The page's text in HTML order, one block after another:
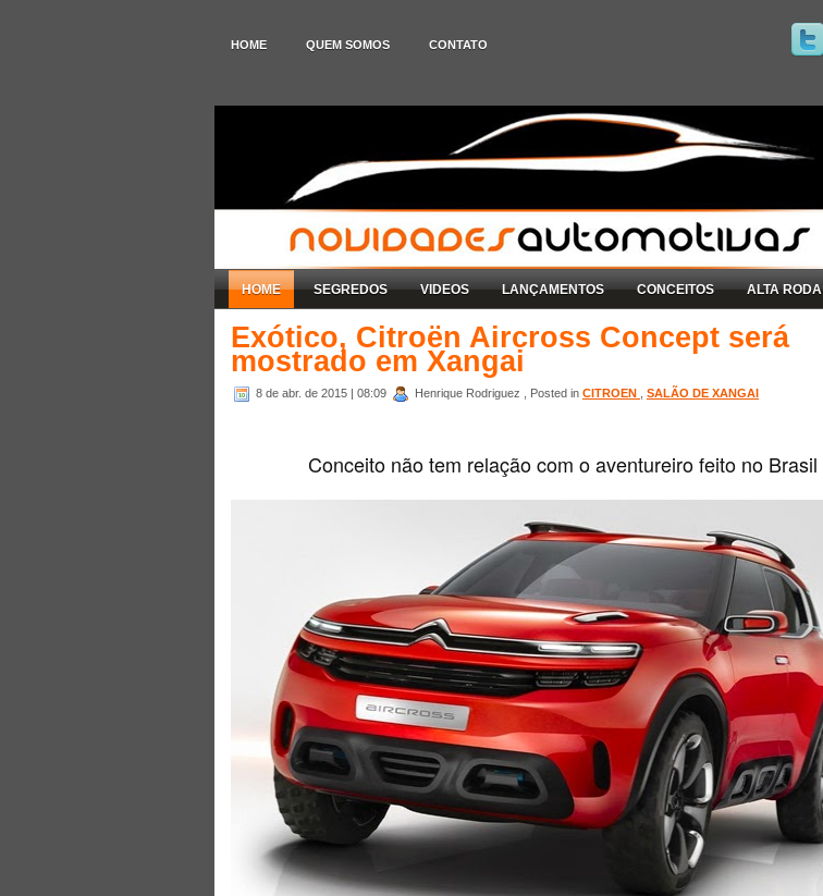
HOME QUEM SOMOS CONTATO
HOME SEGREDOS VIDEOS LANÇAMENTOS CONCEITOS ALTA RODA
Exótico, Citroën Aircross Concept será
mostrado em Xangai
8 de abr. de 2015 | 08:09 Henrique Rodriguez , Posted in CITROEN SALÃO DE XANGAI
Conceito não tem relação com o aventureiro feito no Brasil